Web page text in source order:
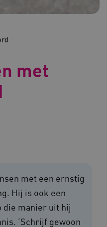
met
met een ernstig
Hij is ook een
die manier uit hij
‘Schrijf gewoon